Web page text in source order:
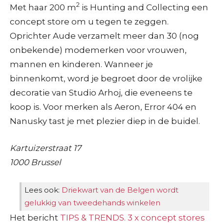
Met haar 200 m2 is Hunting and Collecting een
concept store om u tegen te zeggen.
Oprichter Aude verzamelt meer dan 30 (nog
onbekende) modemerken voor vrouwen,
mannen en kinderen. Wanneer je
binnenkomt, word je begroet door de vrolijke
decoratie van Studio Arhoj, die eveneens te
koop is. Voor merken als Aeron, Error 404 en
Nanusky tast je met plezier diep in de buidel.
Kartuizerstraat 17
1000 Brussel
Lees ook: Driekwart van de Belgen wordt
gelukkig van tweedehands winkelen
Het bericht TIPS & TRENDS. 3 x concept stores